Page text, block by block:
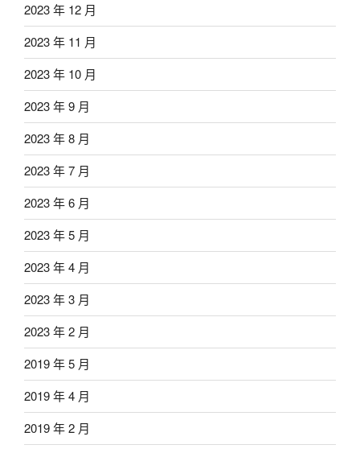
2023 年 12 月
2023 年 11 月
2023 年 10 月
2023 年 9 月
2023 年 8 月
2023 年 7 月
2023 年 6 月
2023 年 5 月
2023 年 4 月
2023 年 3 月
2023 年 2 月
2019 年 5 月
2019 年 4 月
2019 年 2 月